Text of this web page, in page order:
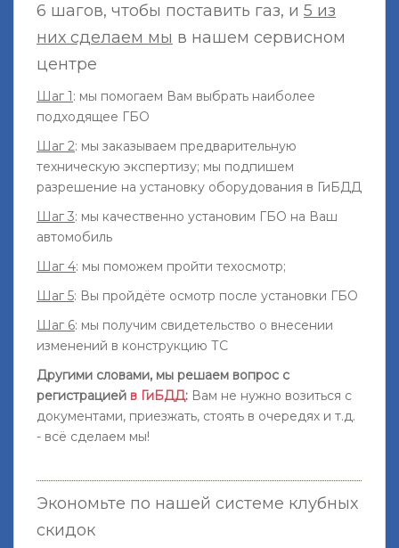
6 шагов, чтобы поставить газ, и 5 из
них сделаем мы в нашем сервисном
центре
Шаг 1: мы помогаем Вам выбрать наиболее
подходящее ГБО
Шаг 2: мы заказываем предварительную
техническую экспертизу; мы подпишем
разрешение на установку оборудования в ГиБДД
Шаг 3: мы качественно установим ГБО на Ваш
автомобиль
Шаг 4: мы поможем пройти техосмотр;
Шаг 5: Вы пройдёте осмотр после установки ГБО
Шаг 6: мы получим свидетельство о внесении
изменений в конструкцию ТС
Другими словами, мы решаем вопрос с
регистрацией в ГиБДД: Вам не нужно возиться с
документами, приезжать, стоять в очередях и т.д.
- всё сделаем мы!
Экономьте по нашей системе клубных
скидок